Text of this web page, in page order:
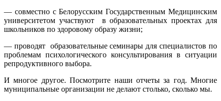
— совместно с Белорусским Государственным Медицинским
университетом участвуют в образовательных проектах для
школьников по здоровому образу жизни;
— проводят образовательные семинары для специалистов по
проблемам психологического консультирования в ситуации
репродуктивного выбора.
И многое другое. Посмотрите наши отчеты за год. Многие
муниципальные организации не делают столько, сколько мы.